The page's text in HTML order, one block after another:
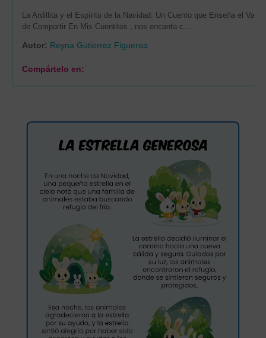
La Ardillita y el Espíritu de la Navidad: Un Cuento que Enseña el Valor
de Compartir En Mis Cuentitos , nos encanta c…
Autor: Reyna Gutierrez Figueroa
Compártelo en: